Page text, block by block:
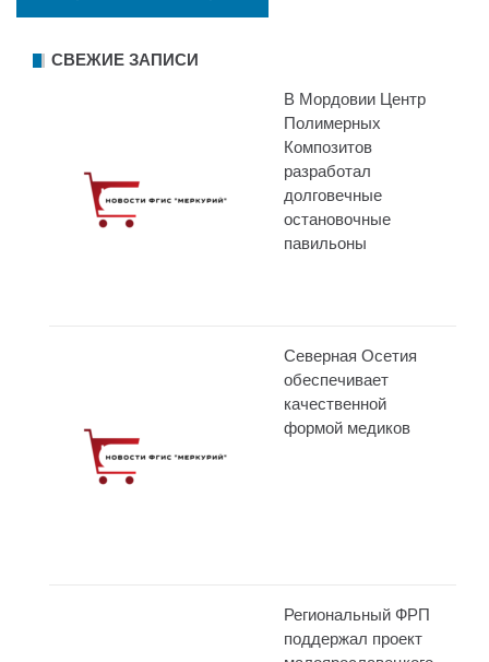
СВЕЖИЕ ЗАПИСИ
В Мордовии Центр
Полимерных
Композитов
разработал
долговечные
остановочные
павильоны
Северная Осетия
обеспечивает
качественной
формой медиков
Региональный ФРП
поддержал проект